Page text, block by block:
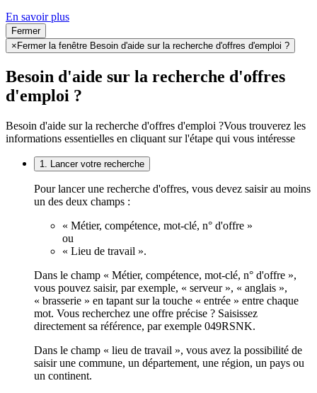
En savoir plus
Fermer
× Fermer la fenêtre Besoin d'aide sur la recherche d'offres d'emploi ?
Besoin d'aide sur la recherche d'offres
d'emploi ?
Besoin d'aide sur la recherche d'offres d'emploi ?Vous trouverez les
informations essentielles en cliquant sur l'étape qui vous intéresse
1. Lancer votre recherche
Pour lancer une recherche d'offres, vous devez saisir au moins
un des deux champs :
« Métier, compétence, mot-clé, n° d'offre »
ou
« Lieu de travail ».
Dans le champ « Métier, compétence, mot-clé, n° d'offre »,
vous pouvez saisir, par exemple, « serveur », « anglais »,
« brasserie » en tapant sur la touche « entrée » entre chaque
mot. Vous recherchez une offre précise ? Saisissez
directement sa référence, par exemple 049RSNK.
Dans le champ « lieu de travail », vous avez la possibilité de
saisir une commune, un département, une région, un pays ou
un continent.